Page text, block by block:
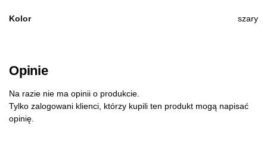
Kolor szary
Opinie
Na razie nie ma opinii o produkcie.
Tylko zalogowani klienci, którzy kupili ten produkt mogą napisać
opinię.